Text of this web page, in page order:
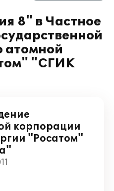
8" в Частное
атомной
"СГИК
корпорации
"Росатом"